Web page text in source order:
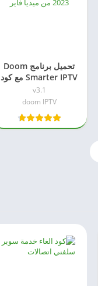
تحميل برنامج Doom
Smarter IPTV مع كود
فاير
v3.1
doom IPTV